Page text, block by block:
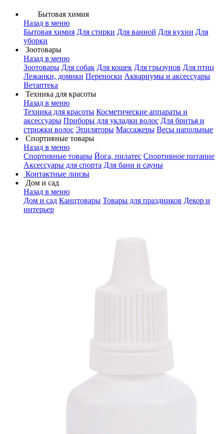
Бытовая химия
Назад в меню
Бытовая химия Для стирки Для ванной Для кухни Для
уборки
Зоотовары
Назад в меню
Зоотовары Для собак Для кошек Для грызунов Для птиц
Лежанки, домики Переноски Аквариумы и аксессуары
Ветаптека
Техника для красоты
Назад в меню
Техника для красоты Косметические аппараты и
аксессуары Приборы для укладки волос Для бритья и
стрижки волос Эпиляторы Массажеры Весы напольные
Спортивные товары
Назад в меню
Спортивные товары Йога, пилатес Спортивное питание
Аксессуары для спорта Для бани и сауны
Контактные линзы
Дом и сад
Назад в меню
Дом и сад Канцтовары Товары для праздников Декор и
интерьер